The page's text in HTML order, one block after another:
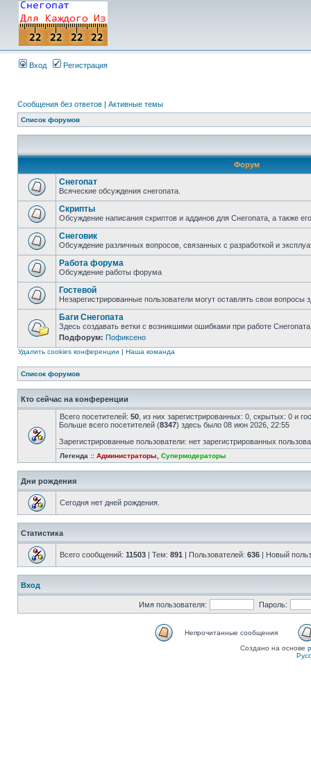
Вход Регистрация
Сообщения без ответов | Активные темы
Список форумов
Форум
Снегопат
Всяческие обсуждения снегопата.
Скрипты
Обсуждение написания скриптов и аддинов для Снегопата, а также
Снеговик
Обсуждение различных вопросов, связанных с разработкой и
Работа форума
Обсуждение работы форума
Гостевой
Незарегистрированные пользователи могут оставлять свои вопросы
Баги Снегопата
Здесь создавать ветки с возникшими ошибками при работе
Подфорум: Пофиксено
Удалить cookies конференции | Наша команда
Список форумов
Кто сейчас на конференции
Всего посетителей: 50 , из них зарегистрированных: 0, скрытых: 0 и
Больше всего посетителей (8347) здесь было 08 июн 2026, 22:55
Зарегистрированные пользователи: нет зарегистрированных
Легенда :: Администраторы Супермодераторы
Дни рождения
Сегодня нет дней рождения.
Статистика
Всего сообщений: 11503 | Тем: 891 | Пользователей: 636 | Новый
Вход
Имя пользователя: Пароль:
Непрочитанные сообщения
Создано на основе